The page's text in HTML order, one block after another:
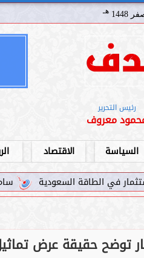
هـ
رئيس التحرير
معروف
السياسة الاقتصاد
سامر شقير: اتفاقيات السعودية وروسيا الـ30 تمهد
توضح حقيقة عرض